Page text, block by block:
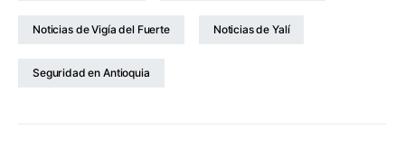
Noticias de Vigía del Fuerte Noticias de Yalí
Seguridad en Antioquia